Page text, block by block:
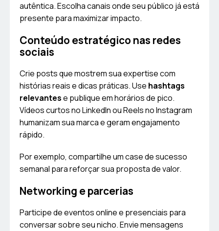
autêntica. Escolha canais onde seu público já está
presente para maximizar impacto.
Conteúdo estratégico nas redes
sociais
Crie posts que mostrem sua expertise com
histórias reais e dicas práticas. Use hashtags
relevantese publique em horários de pico.
Vídeos curtos no LinkedIn ou Reels no Instagram
humanizam sua marca e geram engajamento
rápido.
Por exemplo, compartilhe um case de sucesso
semanal para reforçar sua proposta de valor.
Networking e parcerias
Participe de eventos online e presenciais para
conversar sobre seu nicho. Envie mensagens